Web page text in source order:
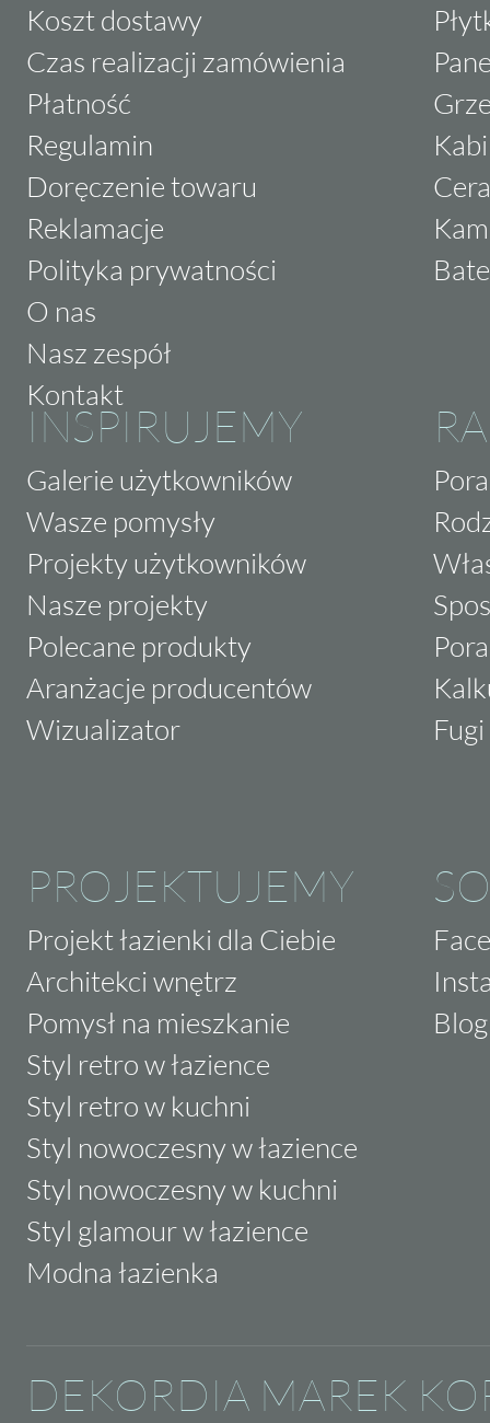
Koszt dostawy
Czas realizacji zamówienia
Płatność
Regulamin
Doręczenie towaru
Reklamacje
Polityka prywatności
O nas
Nasz zespół
Kontakt
INSPIRUJEMY
Galerie użytkowników
Wasze pomysły
Projekty użytkowników
Nasze projekty
Polecane produkty
Aranżacje producentów
Wizualizator
PROJEKTUJEMY
Projekt łazienki dla Ciebie
Architekci wnętrz
Pomysł na mieszkanie
Styl retro w łazience
Styl retro w kuchni
Styl nowoczesny w łazience
Styl nowoczesny w kuchni
Styl glamour w łazience
Modna łazienka
Blog
DEKORDIA MAREK